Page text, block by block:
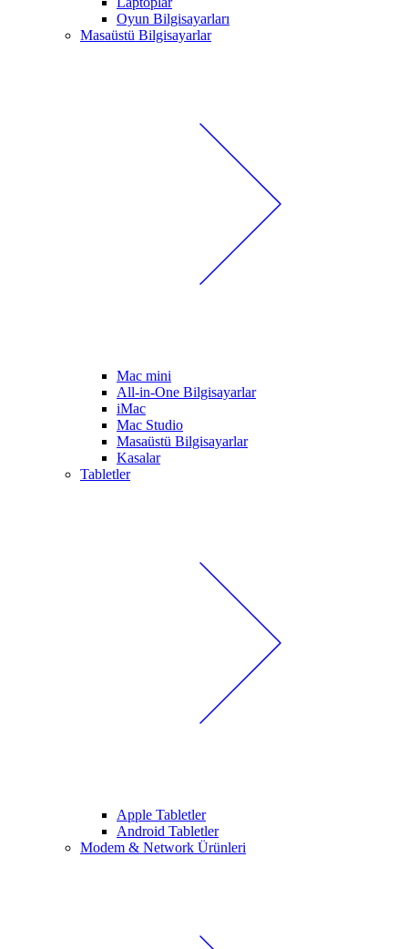
Oyun Bilgisayarları
Masaüstü Bilgisayarlar
Mac mini
All-in-One Bilgisayarlar
iMac
Mac Studio
Masaüstü Bilgisayarlar
Kasalar
Tabletler
Apple Tabletler
Android Tabletler
Modem & Network Ürünleri